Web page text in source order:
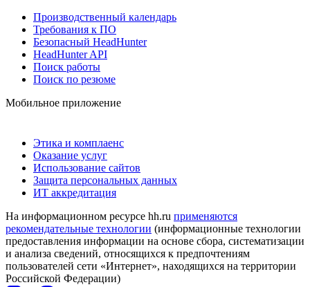
Производственный календарь
Требования к ПО
Безопасный HeadHunter
HeadHunter API
Поиск работы
Поиск по резюме
Мобильное приложение
Этика и комплаенс
Оказание услуг
Использование сайтов
Защита персональных данных
ИТ аккредитация
На информационном ресурсе hh.ru применяются
рекомендательные технологии (информационные технологии
предоставления информации на основе сбора, систематизации
и анализа сведений, относящихся к предпочтениям
пользователей сети «Интернет», находящихся на территории
Российской Федерации)